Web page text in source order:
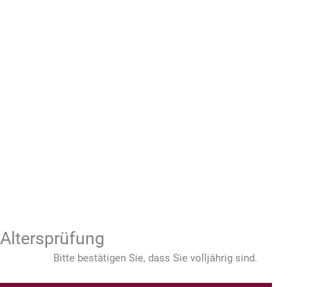
Altersprüfung
Bitte bestätigen Sie, dass Sie volljährig sind.